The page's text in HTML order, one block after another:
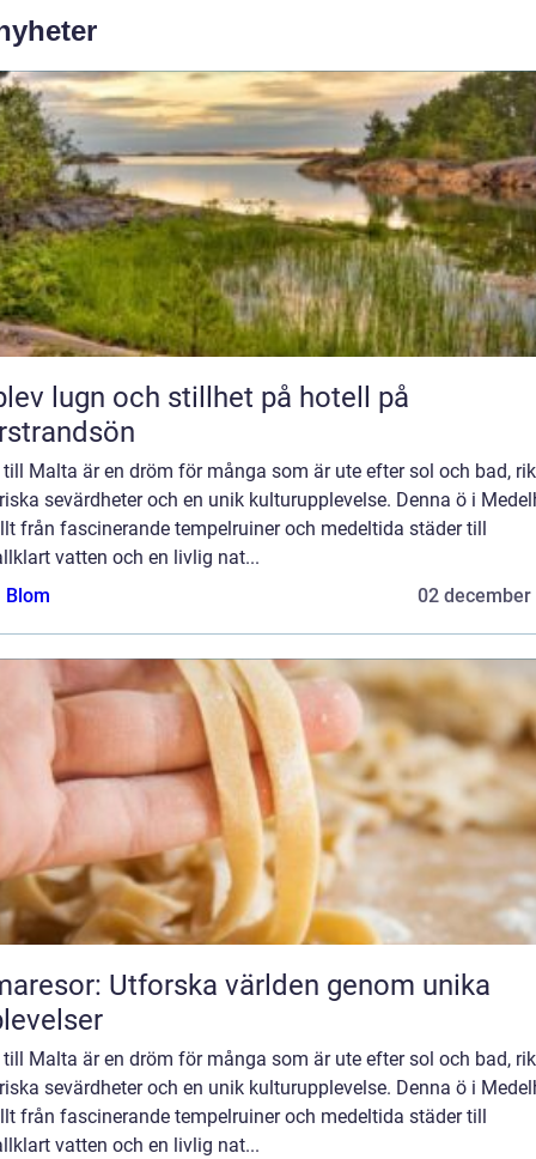
lugn och stillhet på hotell på
till Malta är en dröm för många som är ute efter sol och bad,
sevärdheter och en unik kulturupplevelse. Denna ö i
från fascinerande tempelruiner och medeltida städer till
vatten och en livlig nat...
Blom
02 december
Utforska världen genom unika
till Malta är en dröm för många som är ute efter sol och bad,
sevärdheter och en unik kulturupplevelse. Denna ö i
från fascinerande tempelruiner och medeltida städer till
vatten och en livlig nat...